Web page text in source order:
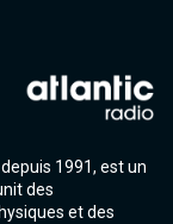
1991, est un
des
et des